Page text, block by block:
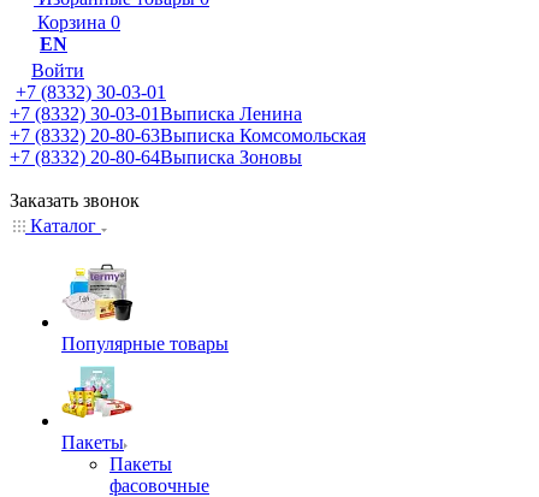
Корзина 0
EN
Войти
+7 (8332) 30-03-01
+7 (8332) 30-03-01Выписка Ленина
+7 (8332) 20-80-63Выписка Комсомольская
+7 (8332) 20-80-64Выписка Зоновы
Заказать звонок
Каталог
Популярные товары
Пакеты
Пакеты
фасовочные